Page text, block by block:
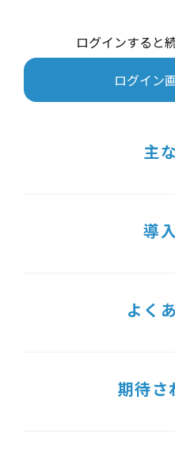
ログインすると
ログイン
主
導
よく
期待さ